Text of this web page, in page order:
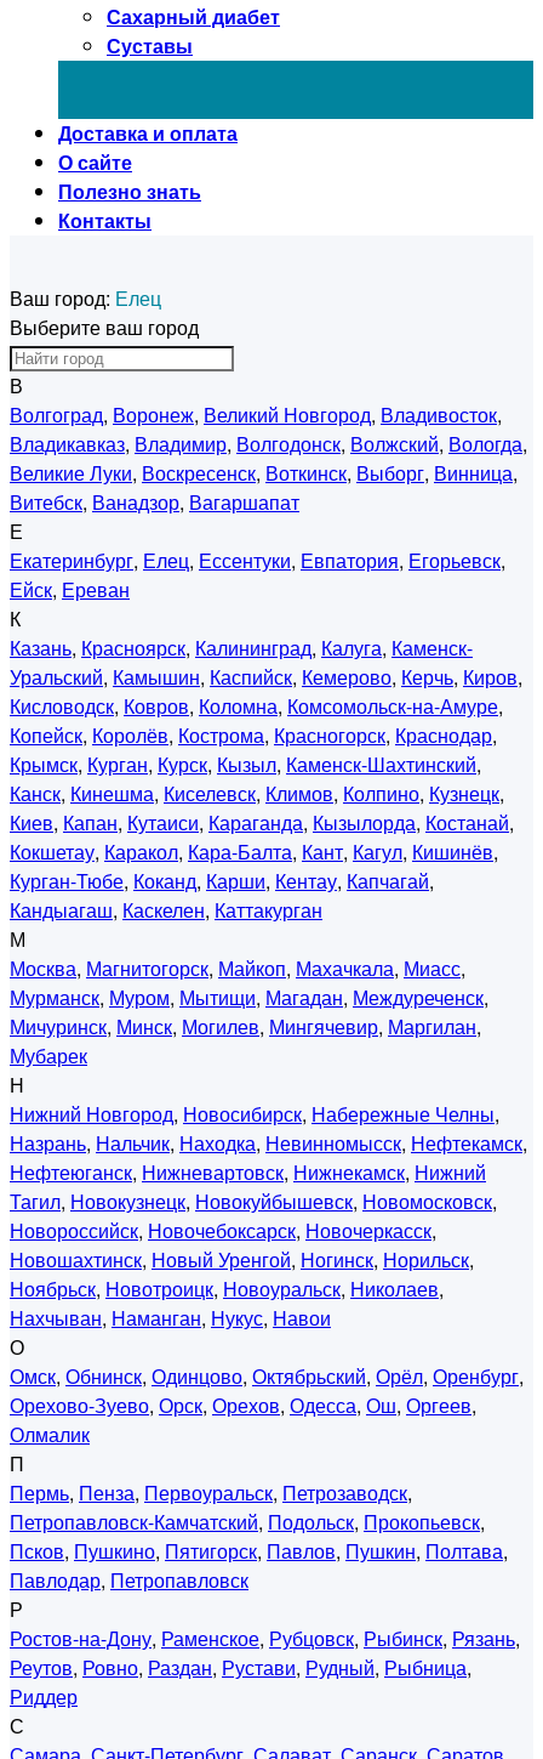
Сахарный диабет
Суставы
Доставка и оплата
О сайте
Полезно знать
Контакты
Ваш город: Елец
Выберите ваш город
В
Волгоград, Воронеж, Великий Новгород, Владивосток,
Владикавказ, Владимир, Волгодонск, Волжский, Вологда,
Великие Луки, Воскресенск, Воткинск, Выборг, Винница,
Витебск, Ванадзор, Вагаршапат
Е
Екатеринбург, Елец, Ессентуки, Евпатория, Егорьевск,
Ейск, Ереван
К
Казань, Красноярск, Калининград, Калуга, Каменск-
Уральский, Камышин, Каспийск, Кемерово, Керчь, Киров,
Кисловодск, Ковров, Коломна, Комсомольск-на-Амуре,
Копейск, Королёв, Кострома, Красногорск, Краснодар,
Крымск, Курган, Курск, Кызыл, Каменск-Шахтинский,
Канск, Кинешма, Киселевск, Климов, Колпино, Кузнецк,
Киев, Капан, Кутаиси, Караганда, Кызылорда, Костанай,
Кокшетау, Каракол, Кара-Балта, Кант, Кагул, Кишинёв,
Курган-Тюбе, Коканд, Карши, Кентау, Капчагай,
Кандыагаш, Каскелен, Каттакурган
М
Москва, Магнитогорск, Майкоп, Махачкала, Миасс,
Мурманск, Муром, Мытищи, Магадан, Междуреченск,
Мичуринск, Минск, Могилев, Мингячевир, Маргилан,
Мубарек
Н
Нижний Новгород, Новосибирск, Набережные Челны,
Назрань, Нальчик, Находка, Невинномысск, Нефтекамск,
Нефтеюганск, Нижневартовск, Нижнекамск, Нижний
Тагил, Новокузнецк, Новокуйбышевск, Новомосковск,
Новороссийск, Новочебоксарск, Новочеркасск,
Новошахтинск, Новый Уренгой, Ногинск, Норильск,
Ноябрьск, Новотроицк, Новоуральск, Николаев,
Нахчыван, Наманган, Нукус, Навои
О
Омск, Обнинск, Одинцово, Октябрьский, Орёл, Оренбург,
Орехово-Зуево, Орск, Орехов, Одесса, Ош, Оргеев,
Олмалик
П
Пермь, Пенза, Первоуральск, Петрозаводск,
Петропавловск-Камчатский, Подольск, Прокопьевск,
Псков, Пушкино, Пятигорск, Павлов, Пушкин, Полтава,
Павлодар, Петропавловск
Р
Ростов-на-Дону, Раменское, Рубцовск, Рыбинск, Рязань,
Реутов, Ровно, Раздан, Рустави, Рудный, Рыбница,
Риддер
С